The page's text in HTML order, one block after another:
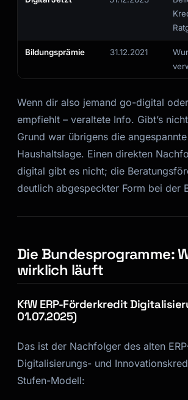
Bildungsprämie 31.12.2021
Wenn dir also jemand go-digital
empfiehlt – veraltete Info. Gibt’s
Grund war übrigens die angespannte
Haushaltslage. Einen direkten
digital gibt es nicht; die
deutlich abgespeckter Form bei der
Die Bundesprogramme:
wirklich läuft
KfW ERP-Förderkredit
01.07.2025)
Das ist der Nachfolger des alten
Digitalisierungs- und
Stufen-Modell:
Kai